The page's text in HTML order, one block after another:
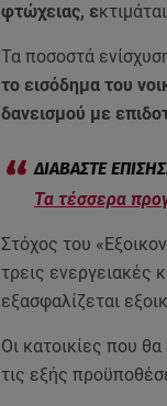
φτώχειας, ε
Τα ποσοστά
το εισόδημα του
δανεισμού με
Τα τέσσερα
Στόχος του
τρεις ενεργειακές
εξασφαλίζεται
Οι κατοικίες που
τις εξής